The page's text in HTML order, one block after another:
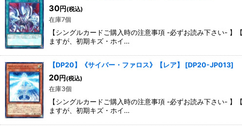
30円 (税込)
在庫7個
【シングルカードご購入時の注意事項 -必ずお読み下さい-
ますが、初期キズ・ホイ…
【DP20】《サイバー・ファロス》【レア】 [DP20-JP013]
20円 (税込)
在庫3個
【シングルカードご購入時の注意事項 -必ずお読み下さい-
ますが、初期キズ・ホイ…